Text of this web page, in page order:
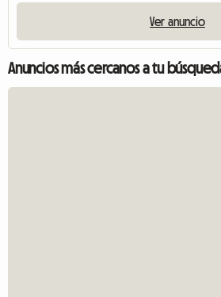
Ver anuncio
Anuncios más cercanos a tu